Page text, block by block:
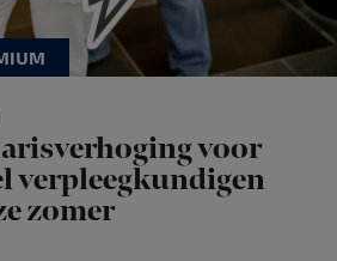
voor
verpleegkundigen
zomer